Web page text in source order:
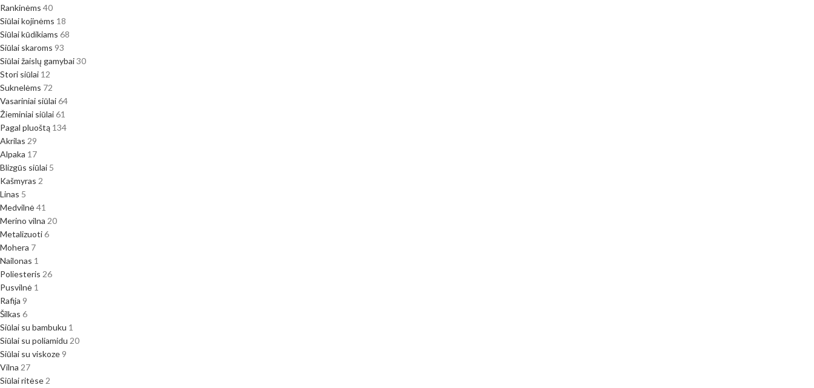
Rankinėms 40
Siūlai kojinėms 18
Siūlai kūdikiams 68
Siūlai skaroms 93
Siūlai žaislų gamybai30
Stori siūlai 12
Suknelėms 72
Vasariniai siūlai64
Žieminiai siūlai61
Pagal pluoštą 134
Akrilas 29
Alpaka 17
Blizgūs siūlai 5
Kašmyras 2
Linas 5
Medvilnė41
Merino vilna 20
Metalizuoti6
Mohera 7
Nailonas 1
Poliesteris 26
Pusvilnė 1
Rafija 9
Šilkas 6
Siūlai su bambuku 1
Siūlai su poliamidu 20
Siūlai su viskoze 9
Vilna 27
Siūlai ritėse 2